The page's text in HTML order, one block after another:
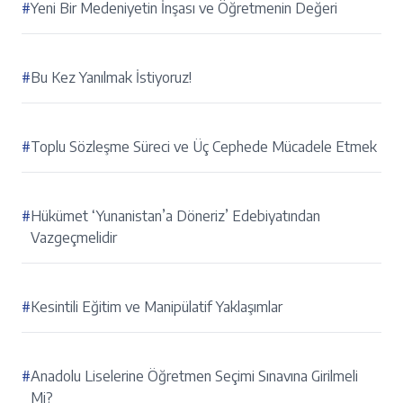
#Yeni Bir Medeniyetin İnşası ve Öğretmenin Değeri
#Bu Kez Yanılmak İstiyoruz!
#Toplu Sözleşme Süreci ve Üç Cephede Mücadele Etmek
#Hükümet ‘Yunanistan’a Döneriz’ Edebiyatından
Vazgeçmelidir
#Kesintili Eğitim ve Manipülatif Yaklaşımlar
#Anadolu Liselerine Öğretmen Seçimi Sınavına Girilmeli
Mi?